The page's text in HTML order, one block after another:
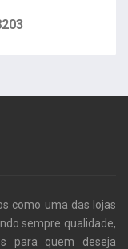
como uma das lojas
sempre qualidade,
para quem deseja